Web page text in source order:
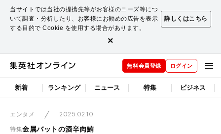
当サイトでは当社の提携先等がお客様のニーズ等につ
いて調査・分析したり、お客様にお勧めの広告を表示
する目的で Cookie を使用する場合があります。
詳しくはこちら
×
無料会員登録 ログイン
新着 ランキング ニュース 特集 ビジネス
エンタメ 2025.02.10
特集金属バットの酒辛肉鮪